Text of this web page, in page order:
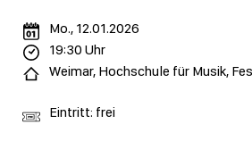
Mo., 12.01.2026
19:30 Uhr
Weimar, Hochschule für Musik,
Eintritt: frei